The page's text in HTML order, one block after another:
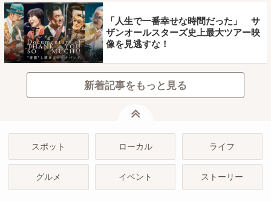
「人生で一番幸せな時間だった」 サ
ザンオールスターズ史上最大ツアー映
像を見逃すな！
新着記事をもっと見る
スポット ローカル ライフ
グルメ イベント ストーリー